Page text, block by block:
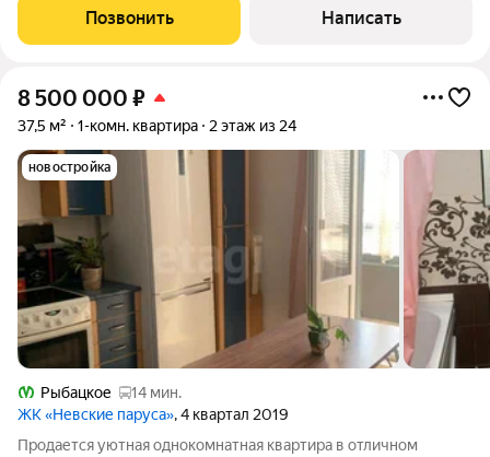
покупателю, остальная мебель по договоренности! О
квартире: 1-комнатная квартира с
Позвонить Написать
8 500 000 ₽
37,5 м² 1-комн. квартира 2 этаж из 24
новостройка
Рыбацкое
14 мин.
ЖК «Невские паруса», 4 квартал 2019
Продается уютная однокомнатная квартира в отличном